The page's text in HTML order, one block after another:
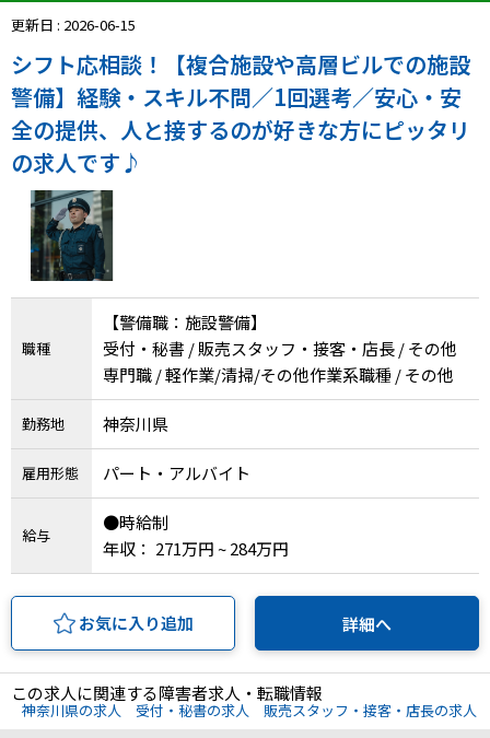
更新日 : 2026-06-15
シフト応相談！【複合施設や高層ビルでの施設
警備】経験・スキル不問／1回選考／安心・安
全の提供、人と接するのが好きな方にピッタリ
の求人です♪
職種
【警備職：施設警備】
受付・秘書 / 販売スタッフ・接客・店長 / その他
専門職 / 軽作業/清掃/その他作業系職種 / その他
勤務地 神奈川県
雇用形態 パート・アルバイト
給与
●時給制
年収： 271万円 ~ 284万円
お気に入り追加 詳細へ
この求人に関連する障害者求人・転職情報
神奈川県の求人 受付・秘書の求人 販売スタッフ・接客・店長の求人
就労移行支援サービス
障害別専門支援の就労移行支援サービス
IT・Web制作スキルを身につける就労移行支援サービス
ソーシャルファームサービス
しいたけ生産で実現する
新しい障害者雇用支援サービス
法人向けページ
採用をお考えの企業様はこちら
メニューを閉じる